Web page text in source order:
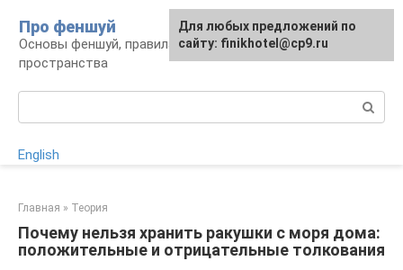
контенту
Про феншуй
Основы феншуй, правила организации
пространства
English
Главная » Теория
Почему нельзя хранить ракушки с моря дома:
положительные и отрицательные толкования
Для любых предложений по
сайту: finikhotel@cp9.ru